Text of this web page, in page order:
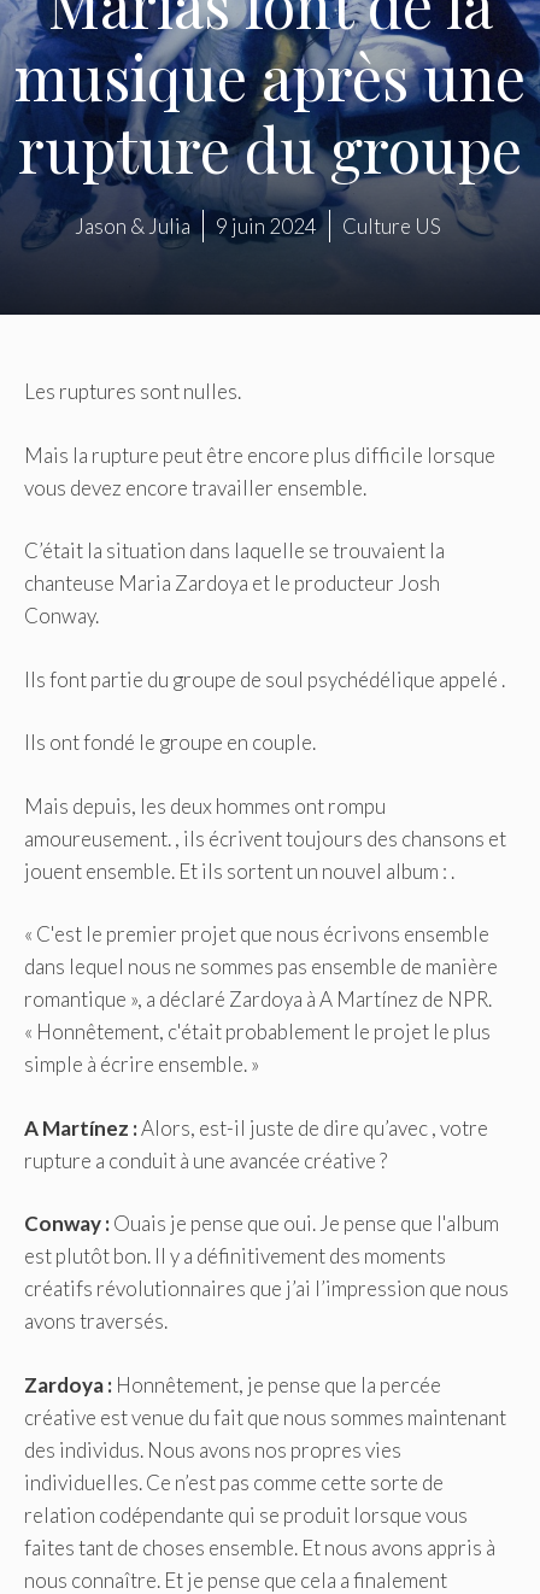
musique après une
rupture du groupe
Jason & Julia 9 juin 2024 Culture US
Les ruptures sont nulles.
Mais la rupture peut être encore plus difficile lorsque
vous devez encore travailler ensemble.
C’était la situation dans laquelle se trouvaient la
chanteuse Maria Zardoya et le producteur Josh
Conway.
Ils font partie du groupe de soul psychédélique appelé .
Ils ont fondé le groupe en couple.
Mais depuis, les deux hommes ont rompu
amoureusement. , ils écrivent toujours des chansons et
jouent ensemble. Et ils sortent un nouvel album : .
« C'est le premier projet que nous écrivons ensemble
dans lequel nous ne sommes pas ensemble de manière
romantique », a déclaré Zardoya à A Martínez de NPR.
« Honnêtement, c'était probablement le projet le plus
simple à écrire ensemble. »
A Martínez :Alors, est-il juste de dire qu’avec , votre
rupture a conduit à une avancée créative ?
Conway :Ouais je pense que oui. Je pense que l'album
est plutôt bon. Il y a définitivement des moments
créatifs révolutionnaires que j’ai l’impression que nous
avons traversés.
Zardoya : Honnêtement, je pense que la percée
créative est venue du fait que nous sommes maintenant
des individus. Nous avons nos propres vies
individuelles. Ce n’est pas comme cette sorte de
relation codépendante qui se produit lorsque vous
faites tant de choses ensemble. Et nous avons appris à
nous connaître. Et je pense que cela a finalement